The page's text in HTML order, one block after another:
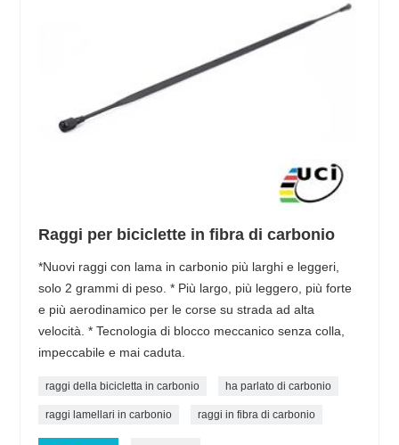
Raggi per biciclette in fibra di carbonio
*Nuovi raggi con lama in carbonio più larghi e leggeri,
solo 2 grammi di peso. * Più largo, più leggero, più forte
e più aerodinamico per le corse su strada ad alta
velocità. * Tecnologia di blocco meccanico senza colla,
impeccabile e mai caduta.
raggi della bicicletta in carbonio ha parlato di carbonio
raggi lamellari in carbonio raggi in fibra di carbonio